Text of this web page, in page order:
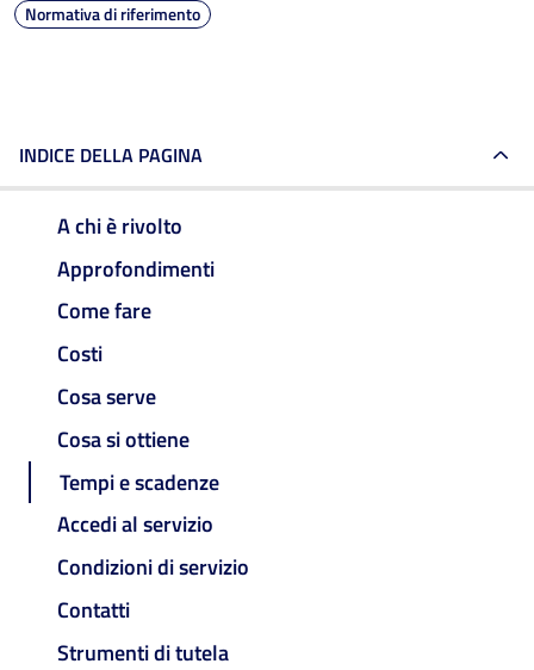
Normativa di riferimento
INDICE DELLA PAGINA
A chi è rivolto
Approfondimenti
Come fare
Costi
Cosa serve
Cosa si ottiene
Tempi e scadenze
Accedi al servizio
Condizioni di servizio
Contatti
Strumenti di tutela